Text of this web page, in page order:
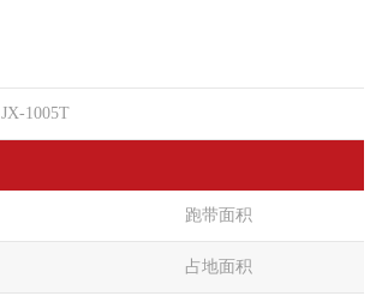
JX-1005T
跑带面积
占地面积